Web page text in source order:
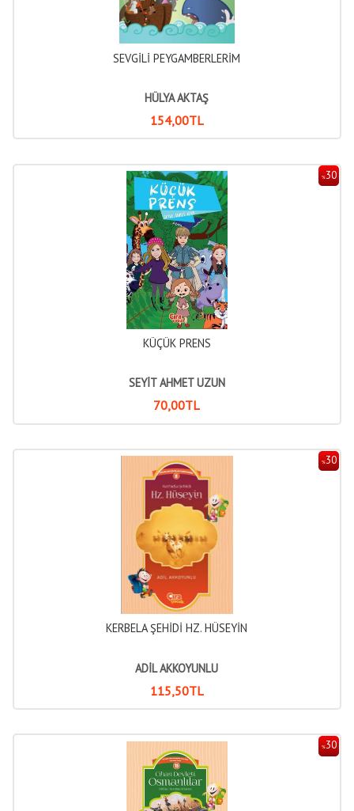
SEVGİLİ PEYGAMBERLERİM
HÜLYA AKTAŞ
154,00TL
%30
KÜÇÜK PRENS
SEYİT AHMET UZUN
70,00TL
%30
KERBELA ŞEHİDİ HZ. HÜSEYİN
ADİL AKKOYUNLU
115,50TL
%30